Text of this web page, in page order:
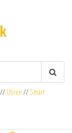
// Uhren // Smart